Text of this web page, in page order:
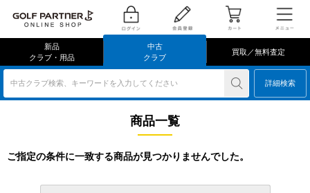
新品
クラブ・用品
中古
クラブ
買取／無料査定
中古クラブ検索、キーワードを入力してください 詳細検索
商品一覧
ご指定の条件に一致する商品が見つかりませんでした。